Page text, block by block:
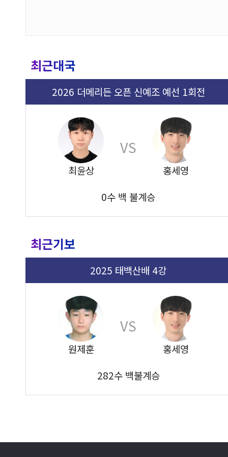
최근대국
2026 더메리든 오픈 신예조 예선 1회전
최윤상
VS
홍세영
0수 백 불계승
최근기보
2025 태백산배 4강
원제훈
VS
홍세영
282수 백불계승